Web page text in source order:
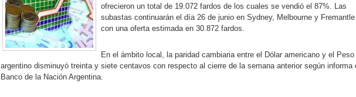
ofrecieron un total de 19.072 fardos de los cuales se vendió el 87%. Las
subastas continuarán el día 26 de junio en Sydney, Melbourne y Fremantle
con una oferta estimada en 30.872 fardos.
En el ámbito local, la paridad cambiaria entre el Dólar americano y el Peso
argentino disminuyó treinta y siete centavos con respecto al cierre de la semana anterior según informa
Banco de la Nación Argentina.